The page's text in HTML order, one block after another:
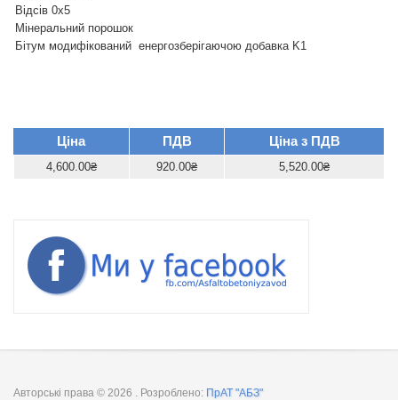
Відсів 0х5
Мінеральний порошок
Бітум модифікований енергозберігаючою добавка K1
Ціна ПДВ Ціна з ПДВ
4,600.00₴ 920.00₴ 5,520.00₴
Авторські права © 2026 . Розроблено: ПрАТ "АБЗ"